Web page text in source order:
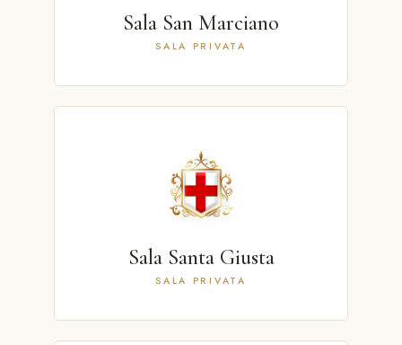
Sala San Marciano
SALA PRIVATA
Sala Santa Giusta
SALA PRIVATA